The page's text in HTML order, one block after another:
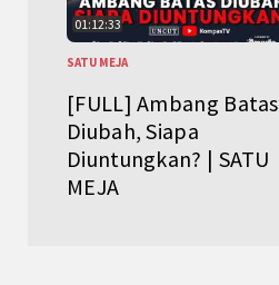
01:12:33
SATU MEJA
[FULL] Ambang Batas
Diubah, Siapa
Diuntungkan? | SATU
MEJA